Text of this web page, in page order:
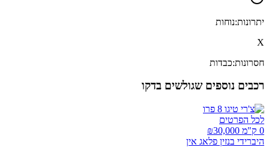
יתרונות:נוחות
X
חסרונות:כבדות
רכבים נוספים שגולשים בדקו
לכל הפרטים
0 ק"מ ₪
30,000
היברידי בנזין פלאג אין